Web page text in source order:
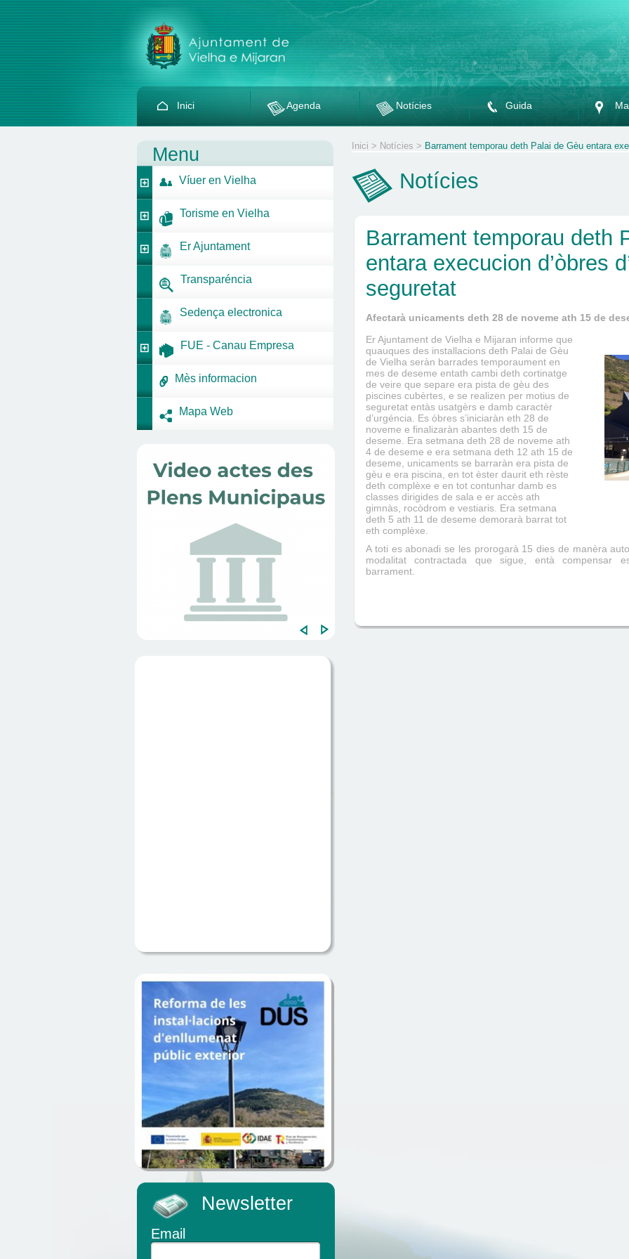
Inici Agenda Notícies Guida
Menu
Víuer en Vielha
Torisme en Vielha
Er Ajuntament
Transparéncia
Sedença electronica
FUE - Canau Empresa
Mès informacion
Mapa Web
Newsletter
Email
Inici > Notícies > Barrament temporau deth Palai de Gèu entara
Notícies
Barrament temporau deth
entara execucion d’òbres
seguretat
Afectarà unicaments deth 28 de noveme ath 15 de
Er Ajuntament de Vielha e Mijaran informe que
quauques des installacions deth Palai de Gèu
de Vielha seràn barrades temporaument en
mes de deseme entath cambi deth cortinatge
de veire que separe era pista de gèu des
piscines cubèrtes, e se realizen per motius de
seguretat entàs usatgèrs e damb caractèr
d’urgéncia. Es òbres s’iniciaràn eth 28 de
noveme e finalizaràn abantes deth 15 de
deseme. Era setmana deth 28 de noveme ath
4 de deseme e era setmana deth 12 ath 15 de
deseme, unicaments se barraràn era pista de
gèu e era piscina, en tot èster daurit eth rèste
deth complèxe e en tot contunhar damb es
classes dirigides de sala e er accès ath
gimnàs, rocòdrom e vestiaris. Era setmana
deth 5 ath 11 de deseme demorarà barrat tot
eth complèxe.
A toti es abonadi se les prorogarà 15 dies de manèra
modalitat contractada que sigue, entà compensar
barrament.